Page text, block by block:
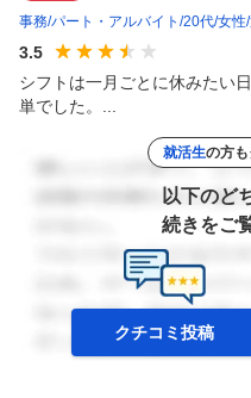
事務 パート・アルバイト 20代 女性
3.5
シフトは一月ごとに休みたい
単でした。...
就活生の方も
以下のど
続きをご
クチコミ投稿